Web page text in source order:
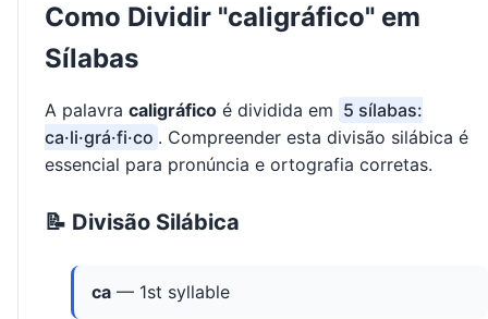
Como Dividir "caligráfico" em
Sílabas
A palavra caligráfico é dividida em 5 sílabas:
ca·li·grá·fi·co . Compreender esta divisão silábica é
essencial para pronúncia e ortografia corretas.
📝 Divisão Silábica
ca — 1st syllable